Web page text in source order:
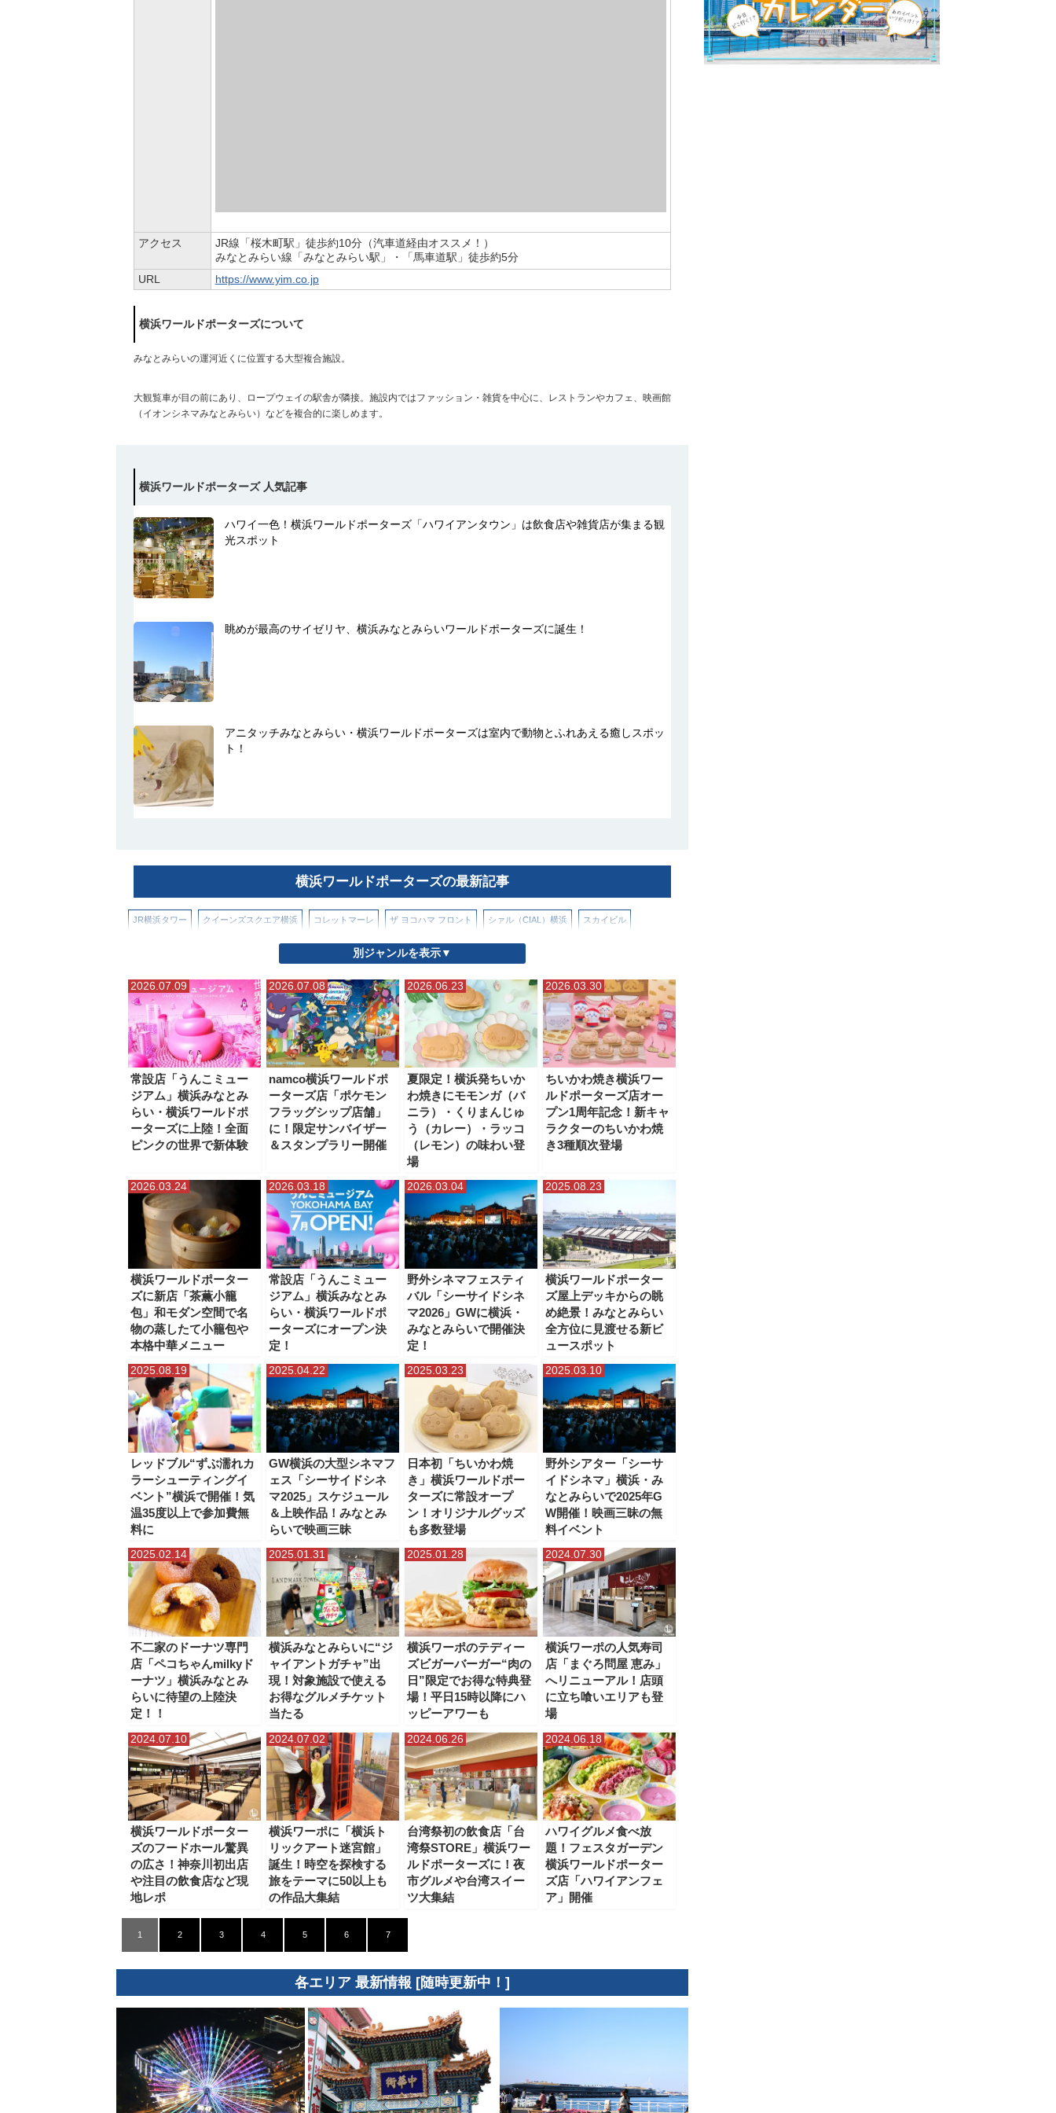
アクセス
JR線「桜木町駅」徒歩約10分（汽車道経由オススメ！）
みなとみらい線「みなとみらい駅」・「馬車道駅」徒歩約5分
URL
https://www.yim.co.jp
横浜ワールドポーターズについて
みなとみらいの運河近くに位置する大型複合施設。
大観覧車が目の前にあり、ロープウェイの駅舎が隣接。施設内ではファッション・雑貨を中心に、レストランやカフェ、映画館
（イオンシネマみなとみらい）などを複合的に楽しめます。
横浜ワールドポーターズ 人気記事
ハワイ一色！横浜ワールドポーターズ「ハワイアンタウン」は飲食店や雑貨店が集まる観
光スポット
眺めが最高のサイゼリヤ、横浜みなとみらいワールドポーターズに誕生！
アニタッチみなとみらい・横浜ワールドポーターズは室内で動物とふれあえる癒しスポッ
ト！
横浜ワールドポーターズの最新記事
JR横浜タワー クイーンズスクエア横浜 コレットマーレ ザ ヨコハマ フロント シァル（CIAL）横浜 スカイビル
フード アンド タイム イセタン ヨコハマ ベースゲート横浜関内
マリンアンドウォークヨコハマ ラクシスフロント（横浜市役所） ららぽーと横浜 ランドマークプラザ ルミネ横浜
三井アウトレットパーク横浜ベイサイド 星天クレイ 横浜グランゲート 横浜ジョイナス 横浜シンフォステージ
横浜ティンバーワーフ 横浜ビブレ 横浜ベイクォーター 横浜ポルタ 横浜モアーズ 横浜ワールドポーターズ 横浜高島屋
ベーカリースクエア（横浜高島屋）
横濱ゲートタワー
別ジャンルを表示▼
2026.07.09
常設店「うんこミュー
ジアム」横浜みなとみ
らい・横浜ワールドポ
ーターズに上陸！全面
ピンクの世界で新体験
2026.07.08
namco横浜ワールドポ
ーターズ店「ポケモン
フラッグシップ店舗」
に！限定サンバイザー
＆スタンプラリー開催
2026.06.23
夏限定！横浜発ちいか
わ焼きにモモンガ（バ
ニラ）・くりまんじゅ
う（カレー）・ラッコ
（レモン）の味わい登
場
2026.03.30
ちいかわ焼き横浜ワー
ルドポーターズ店オー
プン1周年記念！新キャ
ラクターのちいかわ焼
き3種順次登場
2026.03.24
横浜ワールドポーター
ズに新店「茶薫小籠
包」和モダン空間で名
物の蒸したて小籠包や
本格中華メニュー
2026.03.18
常設店「うんこミュー
ジアム」横浜みなとみ
らい・横浜ワールドポ
ーターズにオープン決
定！
2026.03.04
野外シネマフェスティ
バル「シーサイドシネ
マ2026」GWに横浜・
みなとみらいで開催決
定！
2025.08.23
横浜ワールドポーター
ズ屋上デッキからの眺
め絶景！みなとみらい
全方位に見渡せる新ビ
ュースポット
2025.08.19
レッドブル“ずぶ濡れカ
ラーシューティングイ
ベント”横浜で開催！気
温35度以上で参加費無
料に
2025.04.22
GW横浜の大型シネマフ
ェス「シーサイドシネ
マ2025」スケジュール
＆上映作品！みなとみ
らいで映画三昧
2025.03.23
日本初「ちいかわ焼
き」横浜ワールドポー
ターズに常設オープ
ン！オリジナルグッズ
も多数登場
2025.03.10
野外シアター「シーサ
イドシネマ」横浜・み
なとみらいで2025年G
W開催！映画三昧の無
料イベント
2025.02.14
不二家のドーナツ専門
店「ペコちゃんmilkyド
ーナツ」横浜みなとみ
らいに待望の上陸決
定！！
2025.01.31
横浜みなとみらいに“ジ
ャイアントガチャ”出
現！対象施設で使える
お得なグルメチケット
当たる
2025.01.28
横浜ワーポのテディー
ズビガーバーガー“肉の
日”限定でお得な特典登
場！平日15時以降にハ
ッピーアワーも
2024.07.30
横浜ワーポの人気寿司
店「まぐろ問屋 恵み」
へリニューアル！店頭
に立ち喰いエリアも登
場
2024.07.10
横浜ワールドポーター
ズのフードホール驚異
の広さ！神奈川初出店
や注目の飲食店など現
地レポ
2024.07.02
横浜ワーポに「横浜ト
リックアート迷宮館」
誕生！時空を探検する
旅をテーマに50以上も
の作品大集結
2024.06.26
台湾祭初の飲食店「台
湾祭STORE」横浜ワー
ルドポーターズに！夜
市グルメや台湾スイー
ツ大集結
2024.06.18
ハワイグルメ食べ放
題！フェスタガーデン
横浜ワールドポーター
ズ店「ハワイアンフェ
ア」開催
1 2 3 4 5 6 7
各エリア 最新情報 [随時更新中！]